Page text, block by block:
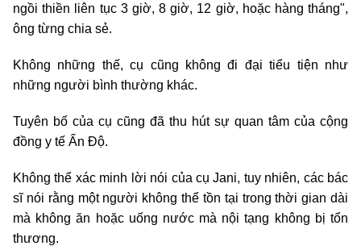
ngồi thiền liên tục 3 giờ, 8 giờ, 12 giờ, hoặc hàng tháng",
ông từng chia sẻ.
Không những thế, cụ cũng không đi đại tiểu tiện như
những người bình thường khác.
Tuyên bố của cụ cũng đã thu hút sự quan tâm của cộng
đồng y tế Ấn Độ.
Không thể xác minh lời nói của cụ Jani, tuy nhiên, các bác
sĩ nói rằng một người không thể tồn tại trong thời gian dài
mà không ăn hoặc uống nước mà nội tạng không bị tổn
thương.